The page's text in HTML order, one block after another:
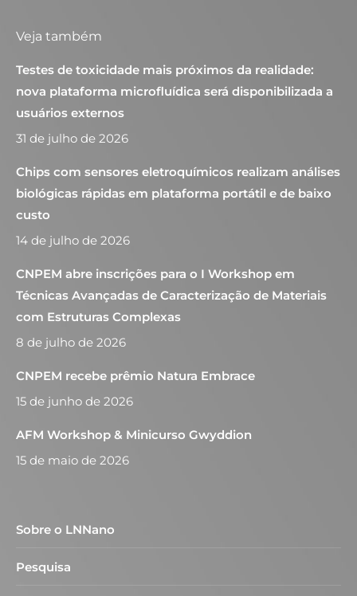
Veja também
Testes de toxicidade mais próximos da realidade:
nova plataforma microfluídica será disponibilizada a
usuários externos
31 de julho de 2026
Chips com sensores eletroquímicos realizam análises
biológicas rápidas em plataforma portátil e de baixo
custo
14 de julho de 2026
CNPEM abre inscrições para o I Workshop em
Técnicas Avançadas de Caracterização de Materiais
com Estruturas Complexas
8 de julho de 2026
CNPEM recebe prêmio Natura Embrace
15 de junho de 2026
AFM Workshop & Minicurso Gwyddion
15 de maio de 2026
Sobre o LNNano
Pesquisa